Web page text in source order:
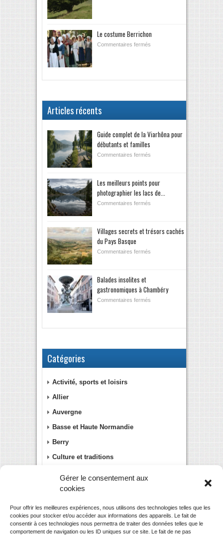
Gérer le consentement aux
cookies
Pour offrir les meilleures expériences, nous utilisons des technologies telles que les
cookies pour stocker et/ou accéder aux informations des appareils. Le fait de
consentir à ces technologies nous permettra de traiter des données telles que le
comportement de navigation ou les ID uniques sur ce site. Le fait de ne pas
Le costume Berrichon
Commentaires fermés
Articles récents
Guide complet de la Viarhôna pour
débutants et familles
Commentaires fermés
Les meilleurs points pour
photographier les lacs de...
Commentaires fermés
Villages secrets et trésors cachés
du Pays Basque
Commentaires fermés
Balades insolites et
gastronomiques à Chambéry
Commentaires fermés
Catégories
Activité, sports et loisirs
Allier
Auvergne
Basse et Haute Normandie
Berry
Culture et traditions
Haute-Loire
Le Centre
Provence-Alpes-Côte d'Azur